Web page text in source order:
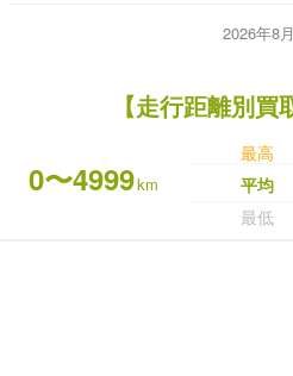
2026年8
【走行距離別買
0〜4999km
最高
平均
最低